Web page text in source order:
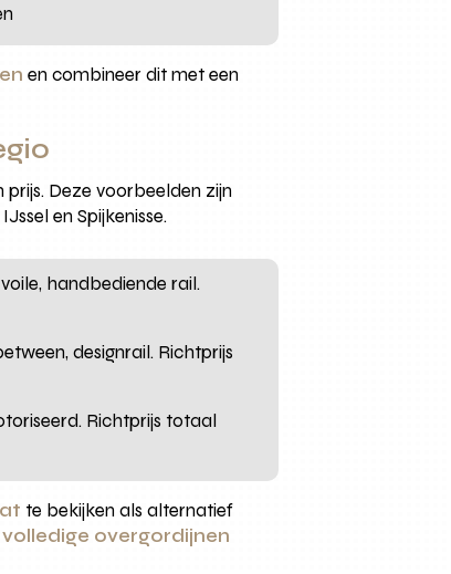
en combineer dit met een
Deze voorbeelden zijn
en Spijkenisse.
handbediende rail.
designrail. Richtprijs
Richtprijs totaal
te bekijken als alternatief
volledige overgordijnen